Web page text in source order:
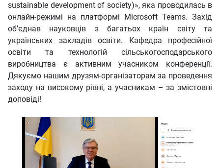
sustainable development of society)», яка проводилась в
онлайн-режимі на платформі Microsoft Teams. Захід
об’єднав науковців з багатьох країн світу та
українських закладів освіти. Кафедра професійної
освіти та технологій сільськогосподарського
виробництва є активним учасником конференції.
Дякуємо нашим друзям-організаторам за проведення
заходу на високому рівні, а учасникам – за змістовні
доповіді!